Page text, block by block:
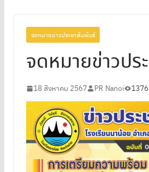
Assessment Online : ITA
พ.ศ. 2568
จดหมายข่าวประชาสัมพันธ์
จดหมายข่าวป
18 สิงหาคม 2567 PR Nanoi